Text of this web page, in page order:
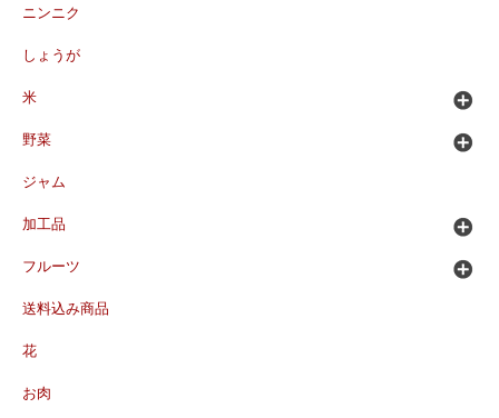
ニンニク
しょうが
米
野菜
ジャム
加工品
フルーツ
送料込み商品
花
お肉